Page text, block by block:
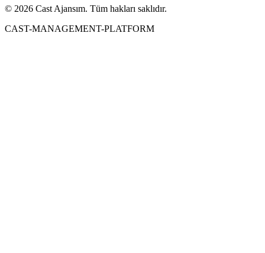
© 2026 Cast Ajansım. Tüm hakları saklıdır.
CAST-MANAGEMENT-PLATFORM